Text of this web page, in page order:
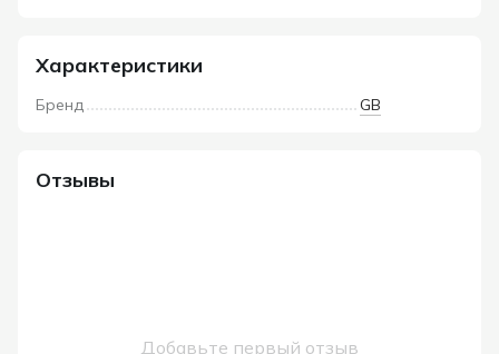
Характеристики
Бренд GB
Отзывы
Добавьте первый отзыв